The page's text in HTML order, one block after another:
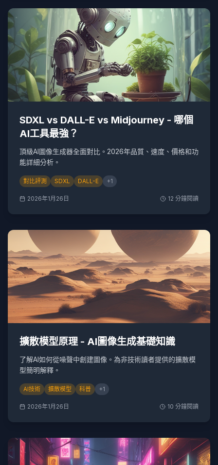
SDXL vs DALL-E vs Midjourney - 哪個
AI工具最強？
頂級AI圖像生成器全面對比。2026年品質、速度、價格和功
能詳細分析。
對比評測 SDXL DALL-E +1
2026年1月26日 12 分鐘閱讀
擴散模型原理 - AI圖像生成基礎知識
了解AI如何從噪聲中創建圖像。為非技術讀者提供的擴散模
型簡明解釋。
AI技術 擴散模型 科普 +1
2026年1月26日 10 分鐘閱讀